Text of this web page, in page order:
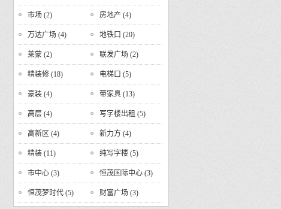
市场 (2) 房地产 (4)
万达广场 (4) 地铁口 (20)
莱蒙 (2) 联发广场 (2)
精装修 (18) 电梯口 (5)
豪装 (4) 带家具 (13)
高层 (4) 写字楼出租 (5)
高新区 (4) 新力方 (4)
精装 (11) 纯写字楼 (5)
市中心 (3) 恒茂国际中心 (3)
恒茂梦时代 (5) 财富广场 (3)